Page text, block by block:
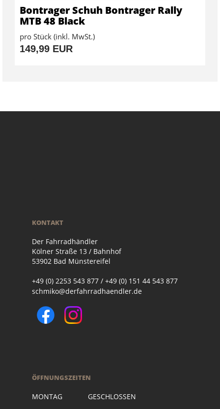
Bontrager Schuh Bontrager Rally
MTB 48 Black
pro Stück (inkl. MwSt.)
149,99 EUR
KONTAKT
Der Fahrradhändler
Kölner Straße 13 / Bahnhof
53902 Bad Münstereifel
+49 (0) 2253 543 877 / +49 (0) 151 44 543 877
schmiko@derfahrradhaendler.de
ÖFFNUNGSZEITEN
MONTAG GESCHLOSSEN